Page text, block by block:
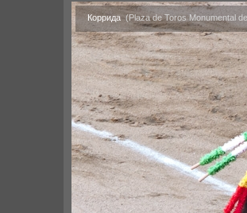
Коррида(Plaza de Toros Monumental